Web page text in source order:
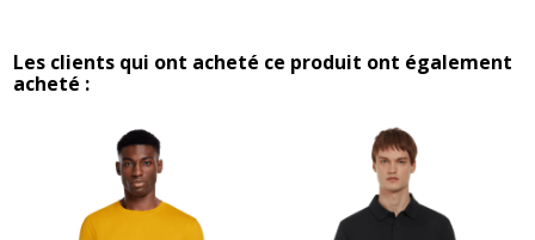
Les clients qui ont acheté ce produit ont également
acheté :